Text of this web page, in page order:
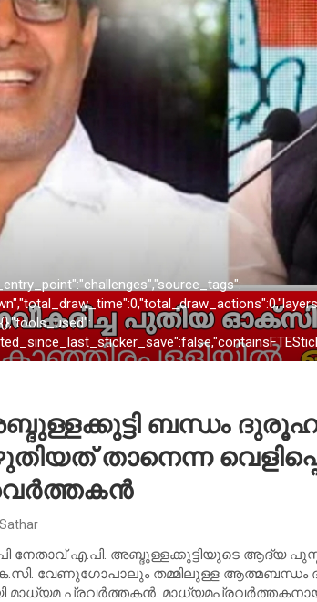
ബന്ധം
താനെന്ന
നേതാവ് എ.പി. അബ്ദുള്ളക്കുട്ടിയുടെ ആദ്യ
വേണുഗോപാലും തമ്മിലുള്ള
മാധ്യമ പ്രവര്‍ത്തകന്‍.